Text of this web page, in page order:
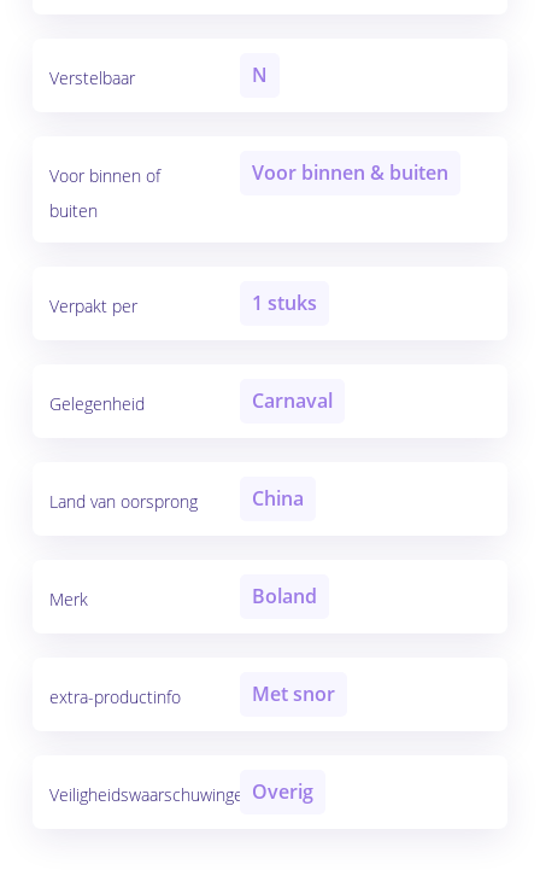
Verstelbaar N
Voor binnen of
buiten
Voor binnen & buiten
Verpakt per 1 stuks
Gelegenheid Carnaval
Land van oorsprong China
Merk Boland
extra-productinfo Met snor
Veiligheidswaarschuwingen Overig